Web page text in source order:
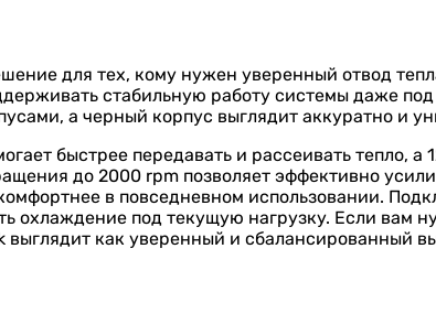
для тех, кому нужен уверенный отвод
стабильную работу системы даже
а черный корпус выглядит аккуратно и
быстрее передавать и рассеивать тепло,
до 2000 rpm позволяет эффективно
в повседневном использовании.
охлаждение под текущую нагрузку. Если
как уверенный и сбалансированный